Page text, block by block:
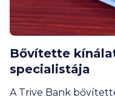
Bővítette
specialistája
A Trive Bank